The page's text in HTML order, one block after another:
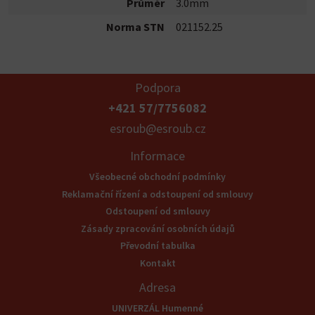
Průměr
3.0mm
Norma STN
021152.25
Podpora
+421 57/7756082
esroub@esroub.cz
Informace
Všeobecné obchodní podmínky
Reklamační řízení a odstoupení od smlouvy
Odstoupení od smlouvy
Zásady zpracování osobních údajů
Převodní tabulka
Kontakt
Adresa
UNIVERZÁL Humenné